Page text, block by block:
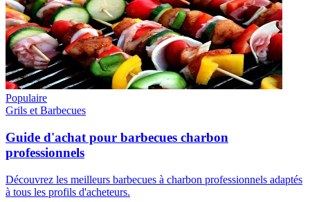
Populaire
Grils et Barbecues
Guide d'achat pour barbecues charbon
professionnels
Découvrez les meilleurs barbecues à charbon professionnels adaptés
à tous les profils d'acheteurs.